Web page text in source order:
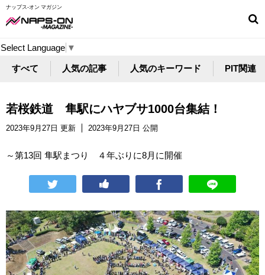
ナップス-オン マガジン
Select Language ▼
すべて 人気の記事 人気のキーワード PIT関連
若桜鉄道 隼駅にハヤブサ1000台集結！
2023年9月27日 更新 2023年9月27日 公開
～第13回 隼駅まつり ４年ぶりに8月に開催